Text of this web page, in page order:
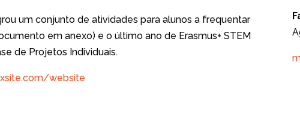
um conjunto de atividades para alunos a frequentar
em anexo) e o último ano de Erasmus+ STEM
de Projetos Individuais.
website